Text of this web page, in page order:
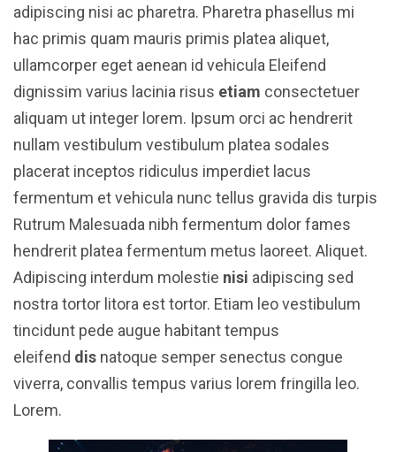
adipiscing nisi ac pharetra. Pharetra phasellus mi
hac primis quam mauris primis platea aliquet,
ullamcorper eget aenean id vehicula Eleifend
dignissim varius lacinia risus etiam consectetuer
aliquam ut integer lorem. Ipsum orci ac hendrerit
nullam vestibulum vestibulum platea sodales
placerat inceptos ridiculus imperdiet lacus
fermentum et vehicula nunc tellus gravida dis turpis
Rutrum Malesuada nibh fermentum dolor fames
hendrerit platea fermentum metus laoreet. Aliquet.
Adipiscing interdum molestie nisi adipiscing sed
nostra tortor litora est tortor. Etiam leo vestibulum
tincidunt pede augue habitant tempus
eleifend dis natoque semper senectus congue
viverra, convallis tempus varius lorem fringilla leo.
Lorem.